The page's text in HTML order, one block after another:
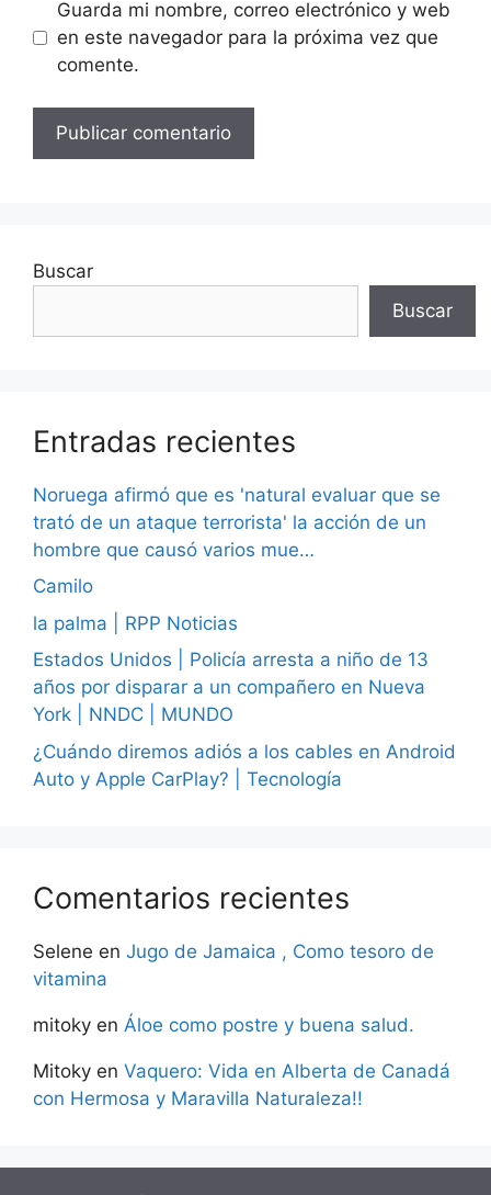
Guarda mi nombre, correo electrónico y web
en este navegador para la próxima vez que
comente.
Buscar
Buscar
Entradas recientes
Noruega afirmó que es 'natural evaluar que se
trató de un ataque terrorista' la acción de un
hombre que causó varios mue…
Camilo
la palma | RPP Noticias
Estados Unidos | Policía arresta a niño de 13
años por disparar a un compañero en Nueva
York | NNDC | MUNDO
¿Cuándo diremos adiós a los cables en Android
Auto y Apple CarPlay? | Tecnología
Comentarios recientes
Selene en Jugo de Jamaica , Como tesoro de
vitamina
mitoky en Áloe como postre y buena salud.
Mitoky en Vaquero: Vida en Alberta de Canadá
con Hermosa y Maravilla Naturaleza!!